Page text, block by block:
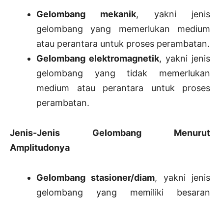
Gelombang mekanik, yakni jenis
gelombang yang memerlukan medium
atau perantara untuk proses perambatan.
Gelombang elektromagnetik, yakni jenis
gelombang yang tidak memerlukan
medium atau perantara untuk proses
perambatan.
Jenis-Jenis Gelombang Menurut
Amplitudonya
Gelombang stasioner/diam, yakni jenis
gelombang yang memiliki besaran